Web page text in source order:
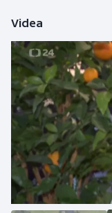
Ragby
Rychlobruslení
Rychlostní
Short track
Sportovní střelba
Stolní tenis
Videa